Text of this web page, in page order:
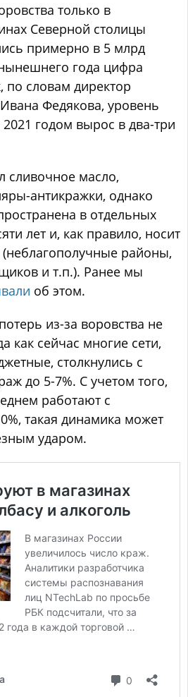
только в
Северной столицы
примерно в 5 млрд
года цифра
по словам директор
Федякова, уровень
годом вырос в два-три
сливочное масло,
антикражки, однако
в отдельных
лет и, как правило, носит
районы,
и т.п.). Ранее мы
об этом.
из-за воровства не
как сейчас многие сети,
столкнулись с
до 5-7%. С учетом того,
работают с
такая динамика может
ударом.